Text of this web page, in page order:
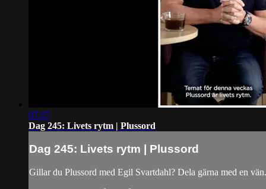
07:37
Dag 245: Livets rytm | Plussord
Dag 245: Livets rytm | Plussord
Gillar du Plussord med Egil Svartdahl? Dela gärna med en vän.